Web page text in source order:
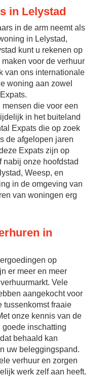
in Lelystad
in de arm neemt als
in Lelystad,
kunt u rekenen op
voor de verhuur
van ons internationale
woning aan zowel
die voor een
in het buiteland
Expats die op zoek
de afgelopen jaren
Expats zijn op
nabij onze hoofdstad
Weesp, en
in de omgeving van
van woningen erg
in
op
er meer en meer
Vele
aangekocht voor
tussenkomst fraaie
onze kennis van de
inschatting
behaald kan
uw beleggingspand.
verhuur en zorgen
werk zelf aan heeft.